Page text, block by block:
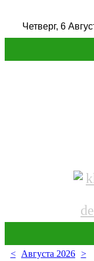
Четверг, 6
< Августа 2026 >